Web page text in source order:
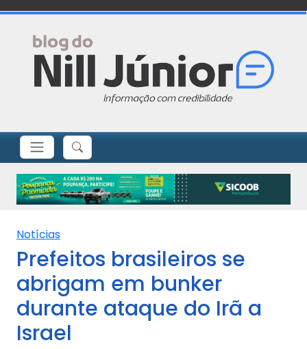
Notícias
Prefeitos brasileiros se
abrigam em bunker
durante ataque do Irã a
Israel